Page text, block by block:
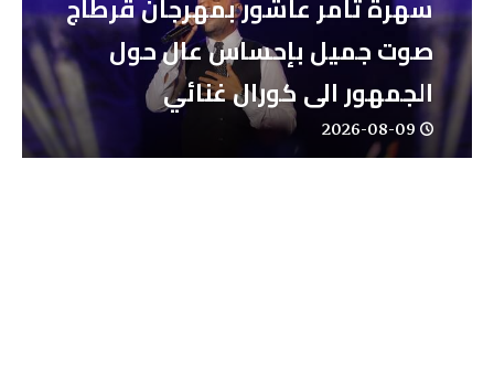
سهرة ثامر عاشور بمهرجان قرطاج
صوت جميل بإحساس عال حول
الجمهور الى كورال غنائي
2026-08-09